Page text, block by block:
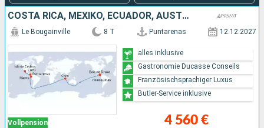
COSTA RICA, MEXIKO, ECUADOR, AUSTRALIEN
Vollpension
Le Bougainville 8 T Puntarenas 12.12.2027
4 560 €
alles inklusive
Gastronomie Ducasse Conseils
Französischsprachiger Luxus
Butler-Service inklusive